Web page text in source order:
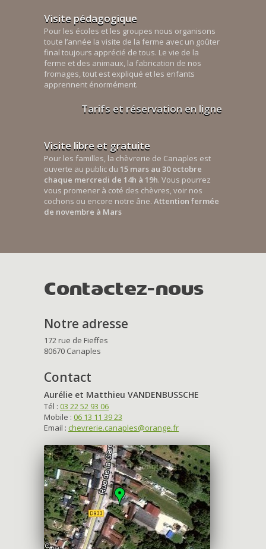
Visite pédagogique
Pour les écoles et les groupes nous organisons
toute l’année la visite de la ferme avec un goûter
final toujours apprécié de tous. Le vie de la
ferme et des animaux, la fabrication de nos
fromages, tout est expliqué et les enfants
apprennent énormément.
Tarifs et réservation en ligne
Visite libre et gratuite
Pour les familles, la chèvrerie de Canaples est
ouverte au public du 15 mars au 30 octobre
chaque mercredi de 14h à 19h. Vous pourrez
vous promener à coté des chèvres, voir nos
cochons ou encore notre âne. Attention fermée
de novembre à Mars
Contactez-nous
Notre adresse
172 rue de Fieffes
80670 Canaples
Contact
Aurélie et Matthieu VANDENBUSSCHE
Tél : 03 22 52 93 06
Mobile : 06 13 11 39 23
Email : chevrerie.canaples@orange.fr